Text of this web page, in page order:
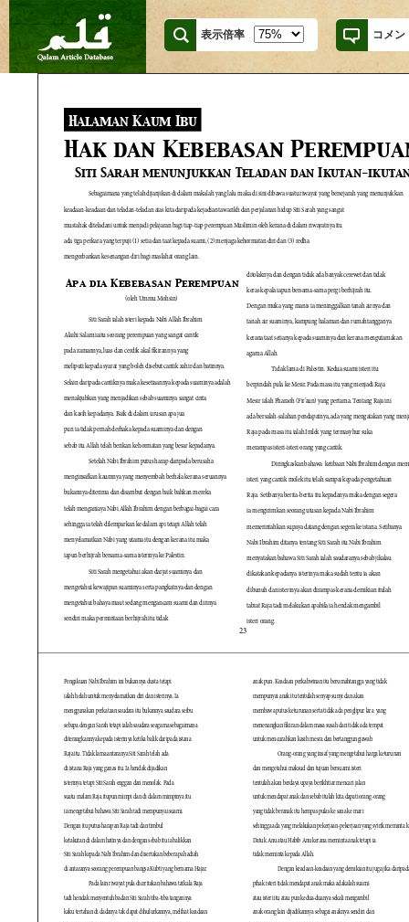
表示倍率 コメン